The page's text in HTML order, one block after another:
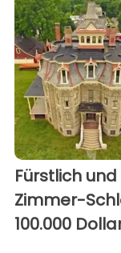
Fürstlich
Zimmer-
100.000